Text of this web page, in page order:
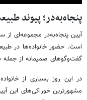
پنجاه‌به‌در؛ پیوند
آیین پنجاه‌به‌در مجموعه‌ای
است. حضور خانواده‌ها در
گفت‌وگوهای صمیمانه از جمله
در این روز بسیاری از
مشهورترین خوراکی‌های این